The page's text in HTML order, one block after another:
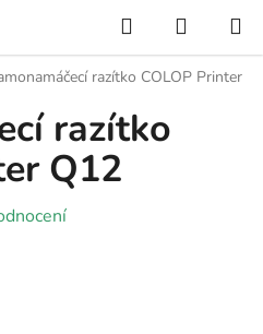
Hledat
KOŠÍK
razítko COLOP Printer
razítko
Q12